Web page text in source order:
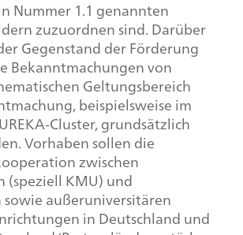
Nummer 1.1 genannten
zuzuordnen sind. Darüber
Gegenstand der Förderung
Bekanntmachungen von
Geltungsbereich
beispielsweise im
Cluster, grundsätzlich
Vorhaben sollen die
zwischen
(speziell KMU) und
außeruniversitären
in Deutschland und